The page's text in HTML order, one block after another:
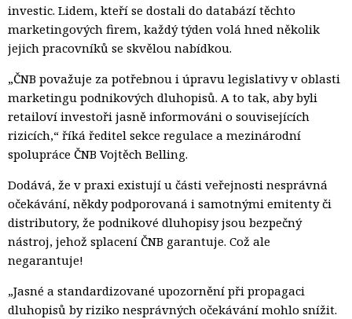
investic. Lidem, kteří se dostali do databází těchto
marketingových firem, každý týden volá hned několik
jejich pracovníků se skvělou nabídkou.
„ČNB považuje za potřebnou i úpravu legislativy v oblasti
marketingu podnikových dluhopisů. A to tak, aby byli
retailoví investoři jasně informováni o souvisejících
rizicích,“ říká ředitel sekce regulace a mezinárodní
spolupráce ČNB Vojtěch Belling.
Dodává, že v praxi existují u části veřejnosti nesprávná
očekávání, někdy podporovaná i samotnými emitenty či
distributory, že podnikové dluhopisy jsou bezpečný
nástroj, jehož splacení ČNB garantuje. Což ale
negarantuje!
„Jasné a standardizované upozornění při propagaci
dluhopisů by riziko nesprávných očekávání mohlo snížit.